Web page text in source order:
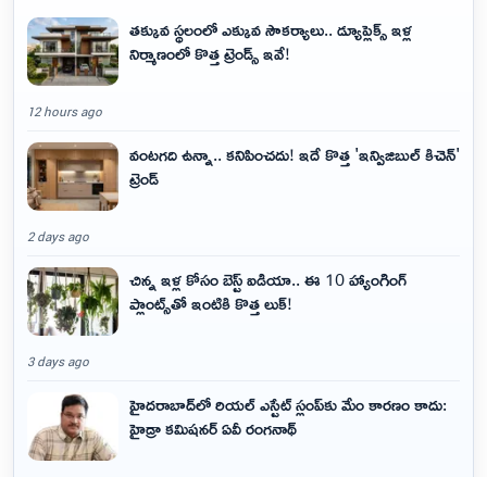
తక్కువ స్థలంలో ఎక్కువ సౌకర్యాలు.. డ్యూప్లెక్స్ ఇళ్ల
నిర్మాణంలో కొత్త ట్రెండ్స్ ఇవే!
12 hours ago
వంటగది ఉన్నా.. కనిపించదు! ఇదే కొత్త 'ఇన్విజిబుల్ కిచెన్'
ట్రెండ్
2 days ago
చిన్న ఇళ్ల కోసం బెస్ట్ ఐడియా.. ఈ 10 హ్యాంగింగ్
ప్లాంట్స్‌తో ఇంటికి కొత్త లుక్!
3 days ago
హైదరాబాద్‌లో రియల్ ఎస్టేట్ స్లంప్‌కు మేం కారణం కాదు:
హైడ్రా కమిషనర్ ఏవీ రంగనాథ్